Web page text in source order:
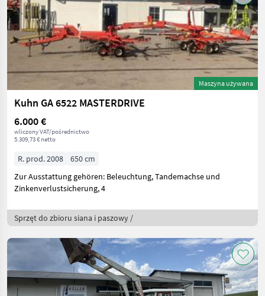
Maszyna używana
Kuhn GA 6522 MASTERDRIVE
6.000 €
wliczony VAT/pośrednictwo
5.309,73 € netto
R. prod. 2008
650 cm
Zur Ausstattung gehören: Beleuchtung, Tandemachse und
Zinkenverlustsicherung, 4
Sprzęt do zbioru siana i paszowy /